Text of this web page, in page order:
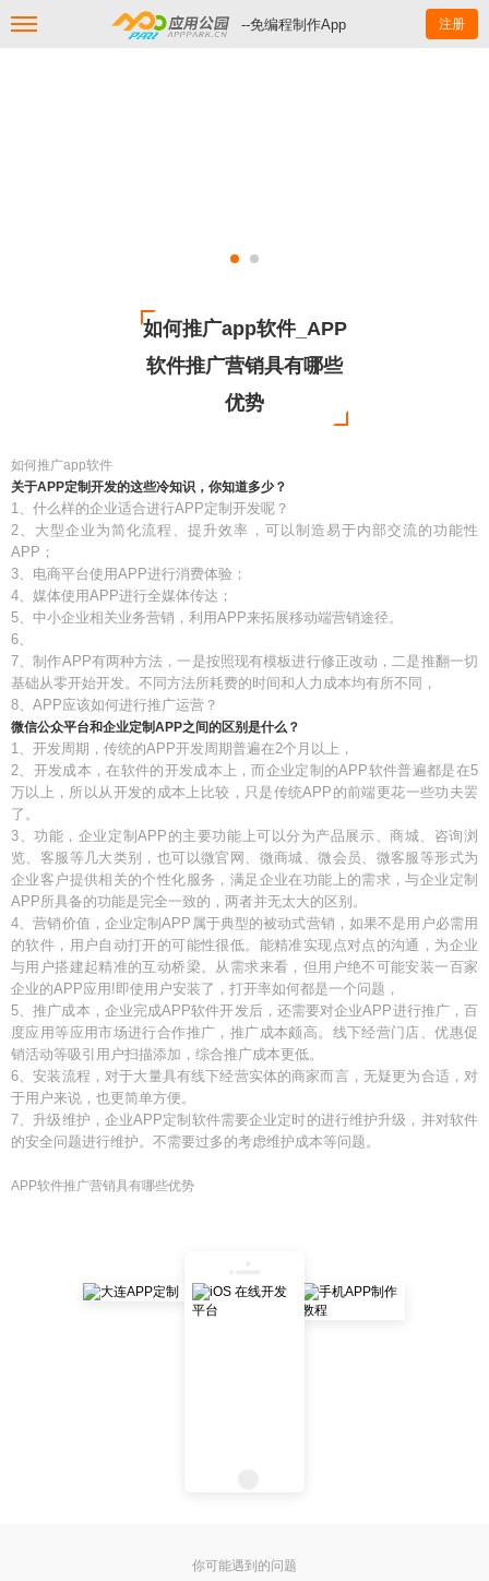
--免编程制作App 注册
如何推广app软件_APP
软件推广营销具有哪些
优势
如何推广app软件
关于APP定制开发的这些冷知识，你知道多少？
1、什么样的企业适合进行APP定制开发呢？
2、大型企业为简化流程、提升效率，可以制造易于内部交流的功能性
APP；
3、电商平台使用APP进行消费体验；
4、媒体使用APP进行全媒体传达；
5、中小企业相关业务营销，利用APP来拓展移动端营销途径。
6、
7、制作APP有两种方法，一是按照现有模板进行修正改动，二是推翻一切
基础从零开始开发。不同方法所耗费的时间和人力成本均有所不同，
8、APP应该如何进行推广运营？
微信公众平台和企业定制APP之间的区别是什么？
1、开发周期，传统的APP开发周期普遍在2个月以上，
2、开发成本，在软件的开发成本上，而企业定制的APP软件普遍都是在5
万以上，所以从开发的成本上比较，只是传统APP的前端更花一些功夫罢
了。
3、功能，企业定制APP的主要功能上可以分为产品展示、商城、咨询浏
览、客服等几大类别，也可以微官网、微商城、微会员、微客服等形式为
企业客户提供相关的个性化服务，满足企业在功能上的需求，与企业定制
APP所具备的功能是完全一致的，两者并无太大的区别。
4、营销价值，企业定制APP属于典型的被动式营销，如果不是用户必需用
的软件，用户自动打开的可能性很低。能精准实现点对点的沟通，为企业
与用户搭建起精准的互动桥梁。从需求来看，但用户绝不可能安装一百家
企业的APP应用!即使用户安装了，打开率如何都是一个问题，
5、推广成本，企业完成APP软件开发后，还需要对企业APP进行推广，百
度应用等应用市场进行合作推广，推广成本颇高。线下经营门店、优惠促
销活动等吸引用户扫描添加，综合推广成本更低。
6、安装流程，对于大量具有线下经营实体的商家而言，无疑更为合适，对
于用户来说，也更简单方便。
7、升级维护，企业APP定制软件需要企业定时的进行维护升级，并对软件
的安全问题进行维护。不需要过多的考虑维护成本等问题。
APP软件推广营销具有哪些优势
你可能遇到的问题